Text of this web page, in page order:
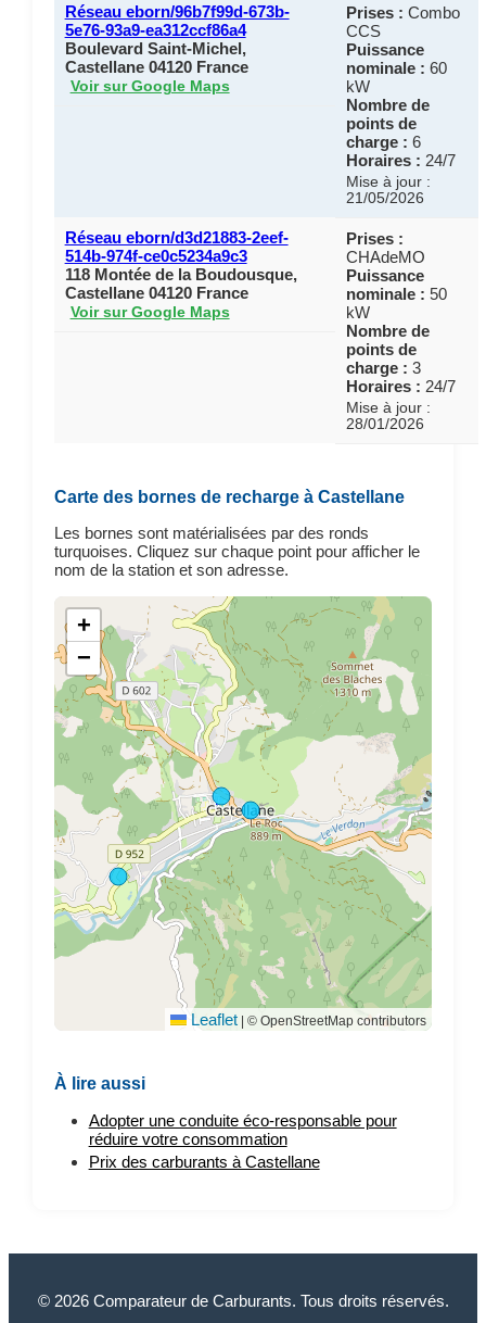
Réseau eborn/96b7f99d-673b-
5e76-93a9-ea312ccf86a4
Boulevard Saint-Michel,
Castellane 04120 France
Voir sur Google Maps
Prises : Combo
CCS
Puissance
nominale : 60
kW
Nombre de
points de
charge : 6
Horaires : 24/7
Mise à jour :
21/05/2026
Réseau eborn/d3d21883-2eef-
514b-974f-ce0c5234a9c3
118 Montée de la Boudousque,
Castellane 04120 France
Voir sur Google Maps
Prises :
CHAdeMO
Puissance
nominale : 50
kW
Nombre de
points de
charge : 3
Horaires : 24/7
Mise à jour :
28/01/2026
Carte des bornes de recharge à Castellane
Les bornes sont matérialisées par des ronds
turquoises. Cliquez sur chaque point pour afficher le
nom de la station et son adresse.
+
−
Leaflet | © OpenStreetMap contributors
À lire aussi
Adopter une conduite éco-responsable pour
réduire votre consommation
Prix des carburants à Castellane
© 2026 Comparateur de Carburants. Tous droits réservés.